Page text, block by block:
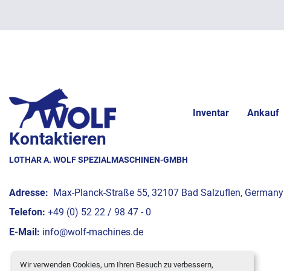
Wir verwenden Cookies, um Ihren Besuch zu verbessern,
Inventar Ankauf
Kontaktieren
LOTHAR A. WOLF SPEZIALMASCHINEN-GMBH
Adresse: Max-Planck-Straße 55, 32107 Bad Salzuflen, Germany
Telefon: +49 (0) 52 22 / 98 47 - 0
E-Mail: info@wolf-machines.de